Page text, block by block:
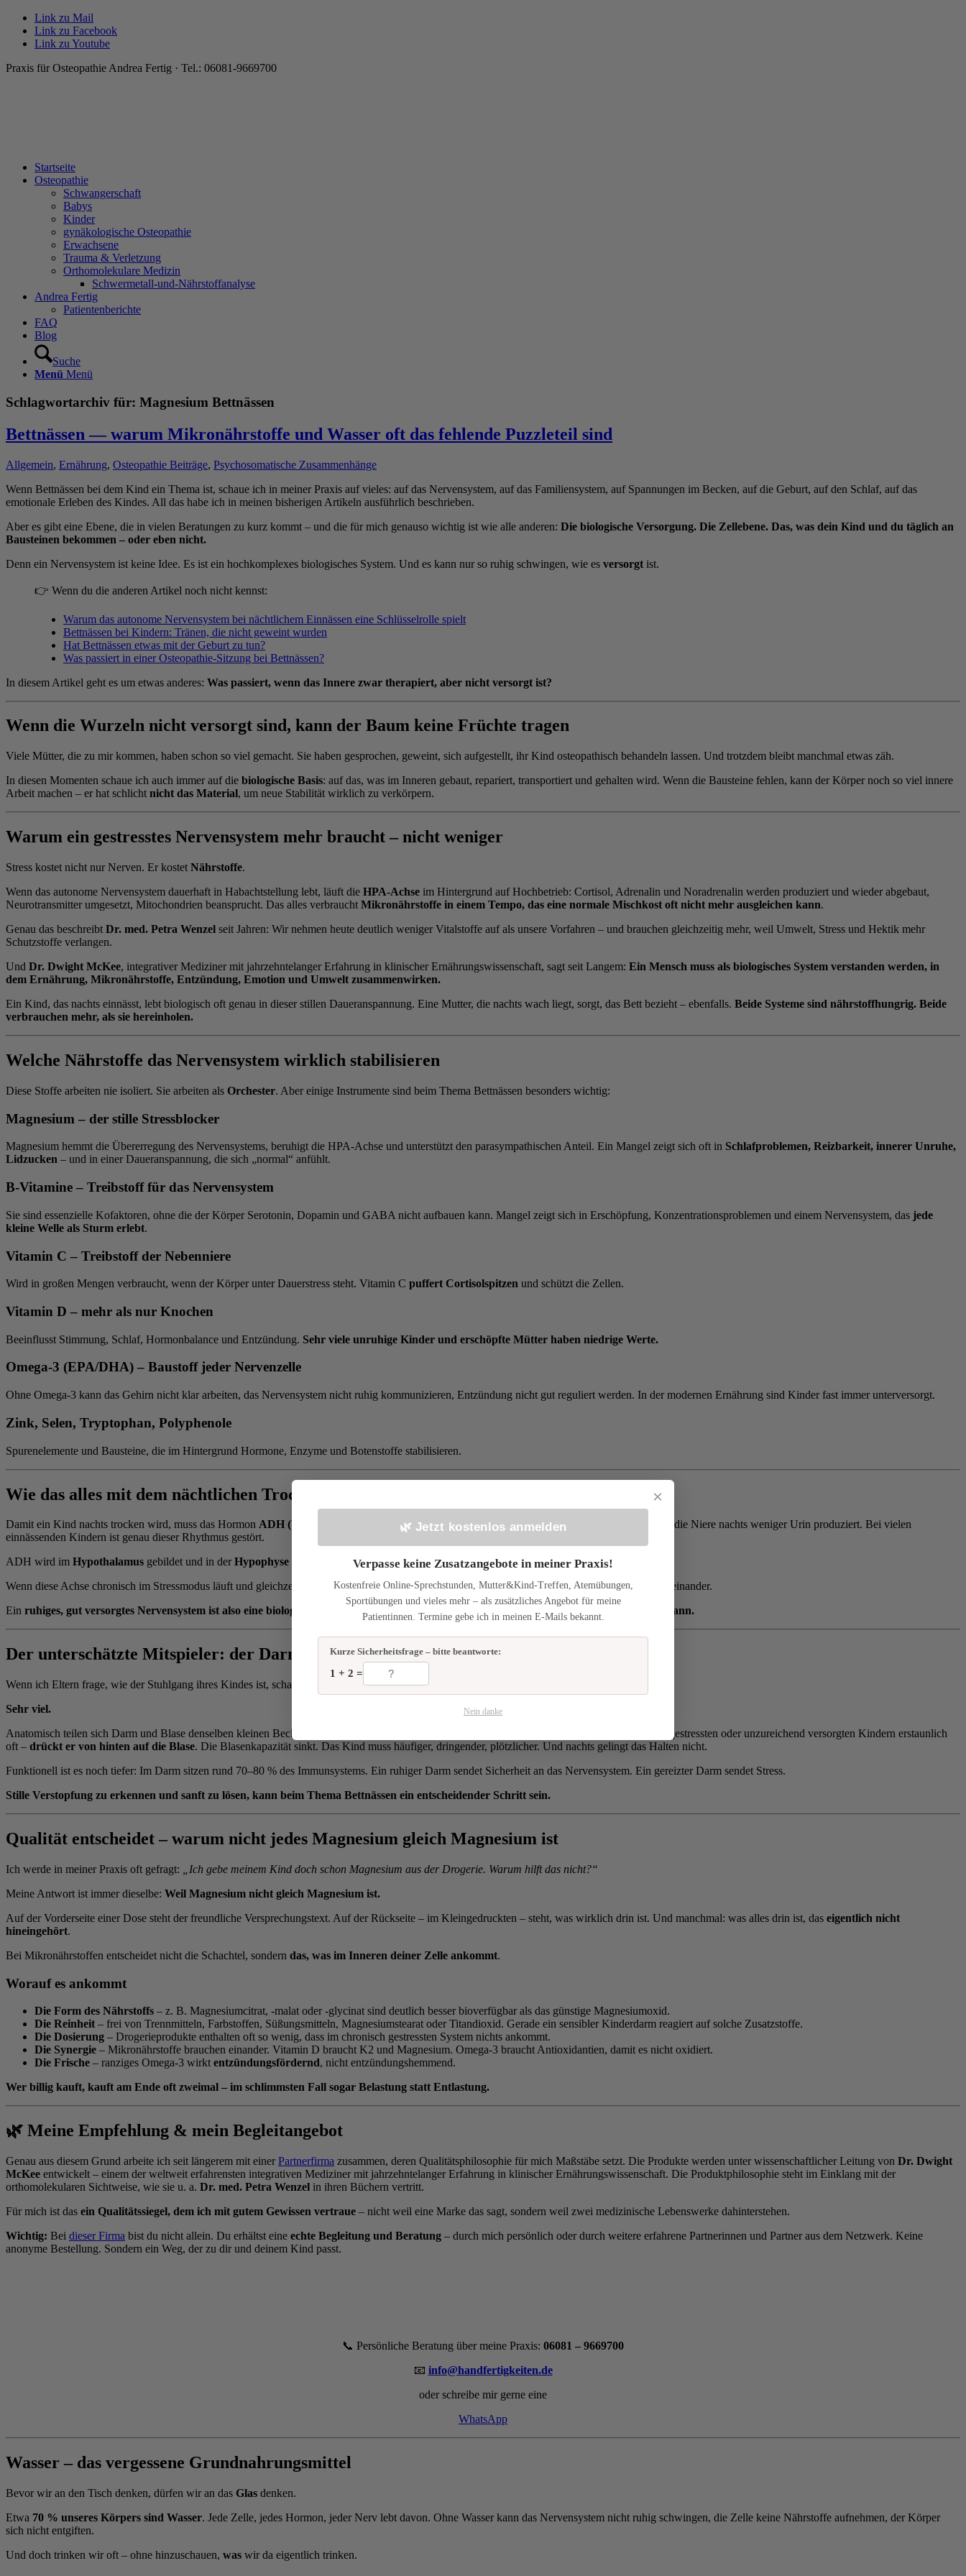
Link zu Mail
Link zu Facebook
Link zu Youtube
Praxis für Osteopathie Andrea Fertig · Tel.: 06081-9669700
Startseite
Osteopathie
Schwangerschaft
Babys
Kinder
gynäkologische Osteopathie
Erwachsene
Trauma & Verletzung
Orthomolekulare Medizin
Schwermetall-und-Nährstoffanalyse
Andrea Fertig
Patientenberichte
FAQ
Blog
Suche
Menü Menü
Schlagwortarchiv für: Magnesium Bettnässen
Bettnässen — warum Mikronährstoffe und Wasser oft das fehlende Puzzleteil sind
Allgemein, Ernährung, Osteopathie Beiträge, Psychosomatische Zusammenhänge
Wenn Bettnässen bei dem Kind ein Thema ist, schaue ich in meiner Praxis auf vieles: auf das Nervensystem, auf das Familiensystem, auf Spannungen im Becken, auf die Geburt, auf den Schlaf, auf das
emotionale Erleben des Kindes. All das habe ich in meinen bisherigen Artikeln ausführlich beschrieben.
Aber es gibt eine Ebene, die in vielen Beratungen zu kurz kommt – und die für mich genauso wichtig ist wie alle anderen: Die biologische Versorgung. Die Zellebene. Das, was dein Kind und du täglich an
Bausteinen bekommen – oder eben nicht.
Denn ein Nervensystem ist keine Idee. Es ist ein hochkomplexes biologisches System. Und es kann nur so ruhig schwingen, wie es versorgt ist.
👉 Wenn du die anderen Artikel noch nicht kennst:
Warum das autonome Nervensystem bei nächtlichem Einnässen eine Schlüsselrolle spielt
Bettnässen bei Kindern: Tränen, die nicht geweint wurden
Hat Bettnässen etwas mit der Geburt zu tun?
Was passiert in einer Osteopathie-Sitzung bei Bettnässen?
In diesem Artikel geht es um etwas anderes: Was passiert, wenn das Innere zwar therapiert, aber nicht versorgt ist?
Wenn die Wurzeln nicht versorgt sind, kann der Baum keine Früchte tragen
Viele Mütter, die zu mir kommen, haben schon so viel gemacht. Sie haben gesprochen, geweint, sich aufgestellt, ihr Kind osteopathisch behandeln lassen. Und trotzdem bleibt manchmal etwas zäh.
In diesen Momenten schaue ich auch immer auf die biologische Basis: auf das, was im Inneren gebaut, repariert, transportiert und gehalten wird. Wenn die Bausteine fehlen, kann der Körper noch so viel innere
Arbeit machen – er hat schlicht nicht das Material, um neue Stabilität wirklich zu verkörpern.
Warum ein gestresstes Nervensystem mehr braucht – nicht weniger
Stress kostet nicht nur Nerven. Er kostet Nährstoffe.
Wenn das autonome Nervensystem dauerhaft in Habachtstellung lebt, läuft die HPA-Achse im Hintergrund auf Hochbetrieb: Cortisol, Adrenalin und Noradrenalin werden produziert und wieder abgebaut,
Neurotransmitter umgesetzt, Mitochondrien beansprucht. Das alles verbraucht Mikronährstoffe in einem Tempo, das eine normale Mischkost oft nicht mehr ausgleichen kann.
Genau das beschreibt Dr. med. Petra Wenzel seit Jahren: Wir nehmen heute deutlich weniger Vitalstoffe auf als unsere Vorfahren – und brauchen gleichzeitig mehr, weil Umwelt, Stress und Hektik mehr
Schutzstoffe verlangen.
Und Dr. Dwight McKee, integrativer Mediziner mit jahrzehntelanger Erfahrung in klinischer Ernährungswissenschaft, sagt seit Langem: Ein Mensch muss als biologisches System verstanden werden, in
dem Ernährung, Mikronährstoffe, Entzündung, Emotion und Umwelt zusammenwirken.
Ein Kind, das nachts einnässt, lebt biologisch oft genau in dieser stillen Daueranspannung. Eine Mutter, die nachts wach liegt, sorgt, das Bett bezieht – ebenfalls. Beide Systeme sind nährstoffhungrig. Beide
verbrauchen mehr, als sie hereinholen.
Welche Nährstoffe das Nervensystem wirklich stabilisieren
Diese Stoffe arbeiten nie isoliert. Sie arbeiten als Orchester. Aber einige Instrumente sind beim Thema Bettnässen besonders wichtig:
Magnesium – der stille Stressblocker
Magnesium hemmt die Übererregung des Nervensystems, beruhigt die HPA-Achse und unterstützt den parasympathischen Anteil. Ein Mangel zeigt sich oft in Schlafproblemen, Reizbarkeit, innerer Unruhe,
Lidzucken – und in einer Daueranspannung, die sich „normal“ anfühlt.
B-Vitamine – Treibstoff für das Nervensystem
Sie sind essenzielle Kofaktoren, ohne die der Körper Serotonin, Dopamin und GABA nicht aufbauen kann. Mangel zeigt sich in Erschöpfung, Konzentrationsproblemen und einem Nervensystem, das jede
kleine Welle als Sturm erlebt.
Vitamin C – Treibstoff der Nebenniere
Wird in großen Mengen verbraucht, wenn der Körper unter Dauerstress steht. Vitamin C puffert Cortisolspitzen und schützt die Zellen.
Vitamin D – mehr als nur Knochen
Beeinflusst Stimmung, Schlaf, Hormonbalance und Entzündung. Sehr viele unruhige Kinder und erschöpfte Mütter haben niedrige Werte.
Omega-3 (EPA/DHA) – Baustoff jeder Nervenzelle
Ohne Omega-3 kann das Gehirn nicht klar arbeiten, das Nervensystem nicht ruhig kommunizieren, Entzündung nicht gut reguliert werden. In der modernen Ernährung sind Kinder fast immer unterversorgt.
Zink, Selen, Tryptophan, Polyphenole
Spurenelemente und Bausteine, die im Hintergrund Hormone, Enzyme und Botenstoffe stabilisieren.
Wie das alles mit dem nächtlichen Trockenwerden zusammenhängt: das Hormon ADH
Damit ein Kind nachts trocken wird, muss das Hormon ADH (Vasopressin)
in ausreichender Menge ausgeschüttet werden. ADH sorgt dafür, dass die Niere nachts weniger Urin produziert. Bei vielen
einnässenden Kindern ist genau dieser Rhythmus gestört.
ADH wird im Hypothalamus gebildet und in der Hypophyse freigesetzt – also genau dort, wo auch die HPA-Stressachse sitzt.
Wenn diese Achse chronisch im Stressmodus läuft und gleichzeitig die Bausteine fehlen, gerät die feine hormonelle Choreografie des Schlafs durcheinander.
Ein ruhiges, gut versorgtes Nervensystem ist also eine biologische Voraussetzung dafür, dass ADH nachts überhaupt verlässlich arbeiten kann.
Der unterschätzte Mitspieler: der Darm
Wenn ich Eltern frage, wie der Stuhlgang ihres Kindes ist, schauen mich viele überrascht an. Was hat der Darm mit der Blase zu tun?
Sehr viel.
Anatomisch teilen sich Darm und Blase denselben kleinen Beckenraum. Wenn der Dickdarm chronisch gefüllt ist – und das passiert bei sensiblen, gestressten oder unzureichend versorgten Kindern erstaunlich
oft – drückt er von hinten auf die Blase. Die Blasenkapazität sinkt. Das Kind muss häufiger, dringender, plötzlicher. Und nachts gelingt das Halten nicht.
Funktionell ist es noch tiefer: Im Darm sitzen rund 70–80 % des Immunsystems. Ein ruhiger Darm sendet Sicherheit an das Nervensystem. Ein gereizter Darm sendet Stress.
Stille Verstopfung zu erkennen und sanft zu lösen, kann beim Thema Bettnässen ein entscheidender Schritt sein.
Qualität entscheidet – warum nicht jedes Magnesium gleich Magnesium ist
Ich werde in meiner Praxis oft gefragt:
„Ich gebe meinem Kind doch schon Magnesium aus der Drogerie. Warum hilft das nicht?“
Meine Antwort ist immer dieselbe: Weil Magnesium nicht gleich Magnesium ist.
Auf der Vorderseite einer Dose steht der freundliche Versprechungstext. Auf der Rückseite – im Kleingedruckten – steht, was wirklich drin ist. Und manchmal: was alles drin ist, das eigentlich nicht
hineingehört.
Bei Mikronährstoffen entscheidet nicht die Schachtel, sondern das, was im Inneren deiner Zelle ankommt.
Worauf es ankommt
Die Form des Nährstoffs – z. B. Magnesiumcitrat, -malat oder -glycinat sind deutlich besser bioverfügbar als das günstige Magnesiumoxid.
Die Reinheit – frei von Trennmitteln, Farbstoffen, Süßungsmitteln, Magnesiumstearat oder Titandioxid. Gerade ein sensibler Kinderdarm reagiert auf solche Zusatzstoffe.
Die Dosierung – Drogerieprodukte enthalten oft so wenig, dass im chronisch gestressten System nichts ankommt.
Die Synergie – Mikronährstoffe brauchen einander. Vitamin D braucht K2 und Magnesium. Omega-3 braucht Antioxidantien, damit es nicht oxidiert.
Die Frische – ranziges Omega-3 wirkt entzündungsfördernd, nicht entzündungshemmend.
Wer billig kauft, kauft am Ende oft zweimal – im schlimmsten Fall sogar Belastung statt Entlastung.
🌿 Meine Empfehlung & mein Begleitangebot
Genau aus diesem Grund arbeite ich seit längerem mit einer Partnerfirma zusammen, deren Qualitätsphilosophie für mich Maßstäbe setzt. Die Produkte werden unter wissenschaftlicher Leitung von Dr. Dwight
McKee entwickelt – einem der weltweit erfahrensten integrativen Mediziner mit jahrzehntelanger Erfahrung in klinischer Ernährungswissenschaft. Die Produktphilosophie steht im Einklang mit der
orthomolekularen Sichtweise, wie sie u. a. Dr. med. Petra Wenzel in ihren Büchern vertritt.
Für mich ist das ein Qualitätssiegel, dem ich mit gutem Gewissen vertraue – nicht weil eine Marke das sagt, sondern weil zwei medizinische Lebenswerke dahinterstehen.
Wichtig: Bei dieser Firma bist du nicht allein. Du erhältst eine echte Begleitung und Beratung – durch mich persönlich oder durch weitere erfahrene Partnerinnen und Partner aus dem Netzwerk. Keine
anonyme Bestellung. Sondern ein Weg, der zu dir und deinem Kind passt.
📞 Persönliche Beratung über meine Praxis: 06081 – 9669700
📧 info@handfertigkeiten.de
oder schreibe mir gerne eine
WhatsApp
Wasser – das vergessene Grundnahrungsmittel
Bevor wir an den Tisch denken, dürfen wir an das Glas denken.
Etwa 70 % unseres Körpers sind Wasser. Jede Zelle, jedes Hormon, jeder Nerv lebt davon. Ohne Wasser kann das Nervensystem nicht ruhig schwingen, die Zelle keine Nährstoffe aufnehmen, der Körper
sich nicht entgiften.
Und doch trinken wir oft – ohne hinzuschauen, was wir da eigentlich trinken.
×
🌿 Jetzt kostenlos anmelden
Verpasse keine Zusatzangebote in meiner Praxis!
Kostenfreie Online-Sprechstunden, Mutter&Kind-Treffen, Atemübungen,
Sportübungen und vieles mehr – als zusätzliches Angebot für meine
Patientinnen. Termine gebe ich in meinen E-Mails bekannt.
Kurze Sicherheitsfrage – bitte beantworte:
1 + 2 =
Nein danke